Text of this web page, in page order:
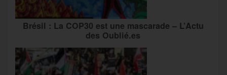
Brésil : La COP30 est une mascarade – L’Actu
des Oublié.es